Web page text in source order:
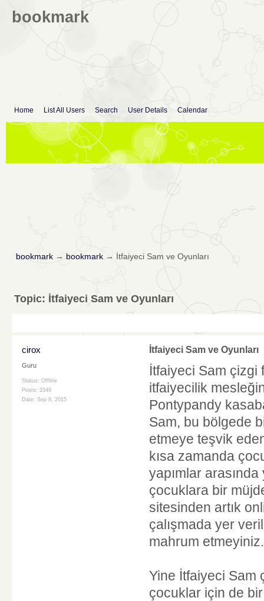
bookmark
Home List All Users Search User Details Calendar
bookmark→ bookmark→ İtfaiyeci Sam ve Oyunları
Topic: İtfaiyeci Sam ve Oyunları
cirox
Guru
Status: Offline
Posts: 2349
Date: Sep 8, 2015
İtfaiyeci Sam ve Oyunları
İtfaiyeci Sam çizgi
itfaiyecilik
Pontypandy
Sam, bu bölgede
etmeye teşvik
kısa zamanda
yapımlar
çocuklara bir
sitesinden artık
çalışmada yer
mahrum
Yine İtfaiyeci Sam
çocuklar için de